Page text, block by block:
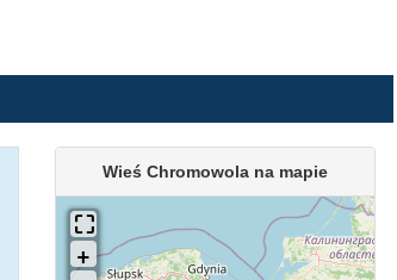
Wieś Chromowola na mapie